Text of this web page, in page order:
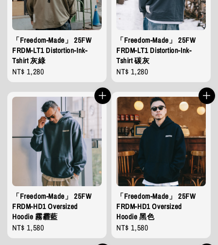
「Freedom-Made」 25FW
FRDM-LT1 Distortion-Ink-
Tshirt 灰綠
Regular
price
NT$ 1,280
「Freedom-Made」 25FW
FRDM-LT1 Distortion-Ink-
Tshirt 碳灰
Regular
price
NT$ 1,280
「Freedom-Made」 25FW
FRDM-HD1 Oversized
Hoodie 霧霾藍
Regular
price
NT$ 1,580
「Freedom-Made」 25FW
FRDM-HD1 Oversized
Hoodie 黑色
Regular
price
NT$ 1,580